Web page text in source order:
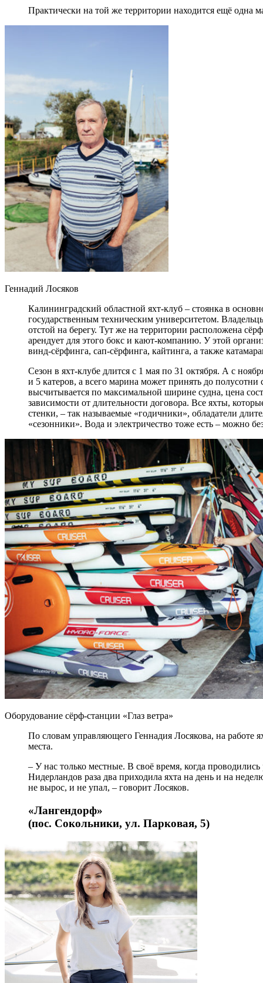
Практически на той же территории находится ещё одна
Геннадий Лосяков
Калининградский областной яхт-клуб – стоянка в
государственным техническим университетом.
отстой на берегу. Тут же на территории расположена
арендует для этого бокс и кают-компанию. У этой
винд-сёрфинга, сап-сёрфинга, кайтинга, а также
Сезон в яхт-клубе длится с 1 мая по 31 октября. А с
и 5 катеров, а всего марина может принять до
высчитывается по максимальной ширине судна, цена
зависимости от длительности договора. Все яхты,
стенки, – так называемые «годичники», обладатели
«сезонники». Вода и электричество тоже есть – можно
Оборудование сёрф-станции «Глаз ветра»
По словам управляющего Геннадия Лосякова, на работе
места.
– У нас только местные. В своё время, когда
Нидерландов раза два приходила яхта на день и на
не вырос, и не упал, – говорит Лосяков.
«Лангендорф»
(пос. Сокольники, ул. Парковая, 5)